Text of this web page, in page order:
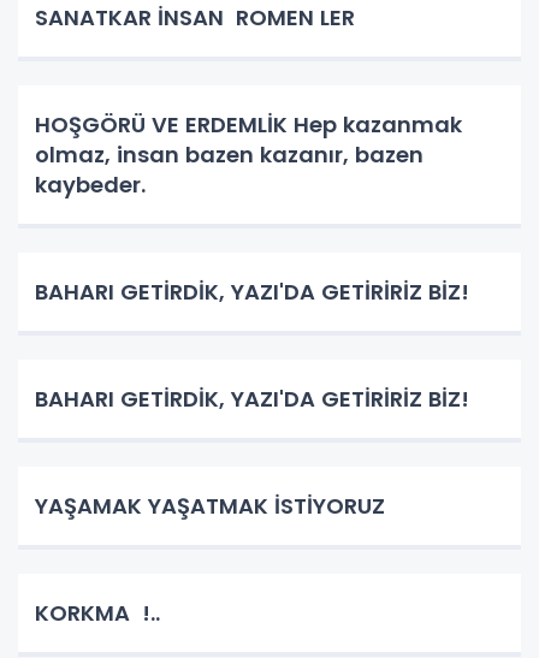
SANATKAR İNSAN ROMEN LER
HOŞGÖRÜ VE ERDEMLİK Hep kazanmak
olmaz, insan bazen kazanır, bazen
kaybeder.
BAHARI GETİRDİK, YAZI'DA GETİRİRİZ BİZ!
BAHARI GETİRDİK, YAZI'DA GETİRİRİZ BİZ!
YAŞAMAK YAŞATMAK İSTİYORUZ
KORKMA !..